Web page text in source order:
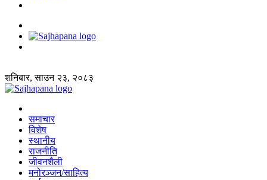
शनिबार, साउन २३, २०८३
समाचार
विशेष
स्थानीय
राजनीति
जीवनशैली
मनोरञ्जन/साहित्य